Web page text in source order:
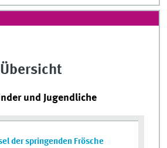
und Jugendliche
der springenden Frösche